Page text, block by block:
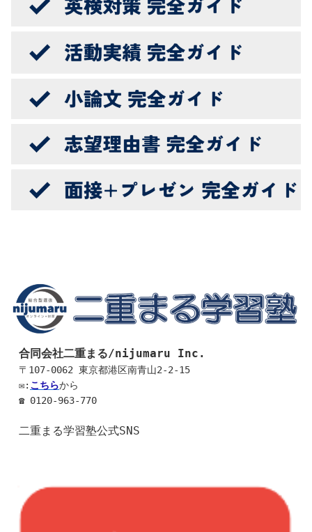
合同会社二重まる/nijumaru Inc.
〒107-0062 東京都港区南青山2-2-15
✉: こちらから
☎ 0120-963-770
二重まる学習塾公式SNS